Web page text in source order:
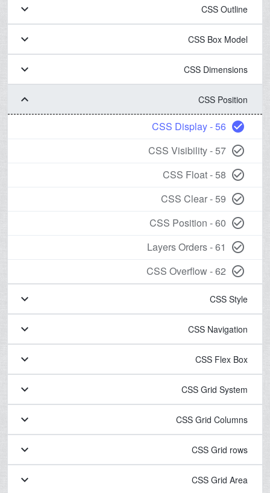
CSS Outline
keyboard_arrow_down
CSS Box Model
keyboard_arrow_down
CSS Dimensions
keyboard_arrow_down
CSS Position
keyboard_arrow_down
check_circle
56 - CSS Display
check_circle_outline
57 - CSS Visibility
check_circle_outline
58 - CSS Float
check_circle_outline
59 - CSS Clear
check_circle_outline
60 - CSS Position
check_circle_outline
61 - Layers Orders
check_circle_outline
62 - CSS Overflow
CSS Style
keyboard_arrow_down
CSS Navigation
keyboard_arrow_down
CSS Flex Box
keyboard_arrow_down
CSS Grid System
keyboard_arrow_down
CSS Grid Columns
keyboard_arrow_down
CSS Grid rows
keyboard_arrow_down
CSS Grid Area
keyboard_arrow_down